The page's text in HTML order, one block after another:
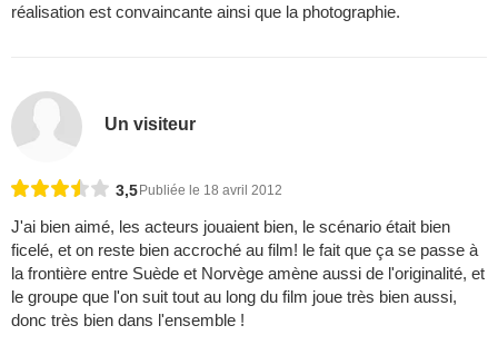
réalisation est convaincante ainsi que la photographie.
Un visiteur
3,5Publiée le 18 avril 2012
J'ai bien aimé, les acteurs jouaient bien, le scénario était bien
ficelé, et on reste bien accroché au film! le fait que ça se passe à
la frontière entre Suède et Norvège amène aussi de l'originalité, et
le groupe que l'on suit tout au long du film joue très bien aussi,
donc très bien dans l'ensemble !